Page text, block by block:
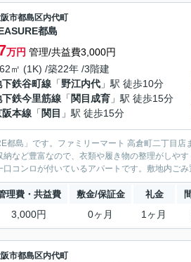
市都島区内代町
都島
万円 管理/共益費3,000円
㎡ (1K) /築22年 /3階建
下鉄谷町線 「野江内代 」駅 徒歩10分
下鉄今里筋線 「 関目成育 」駅 徒歩15分
阪本線 「 関目 」駅 徒歩15分
都島」です。ファミリーマート 高倉町二丁目
など豊富なので、衣類や履き物の整理がしや
コンロが付いているアパートです。敷地内ご
理費・共益費 敷金/保証金 礼金
3,000円 0ヶ月 1ヶ月
市都島区内代町